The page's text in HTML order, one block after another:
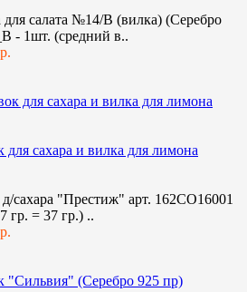
салата №14/В (вилка) (Серебро
- 1шт. (средний в..
для сахара и вилка для лимона
сахара "Престиж" арт. 162СО16001
гр. = 37 гр.) ..